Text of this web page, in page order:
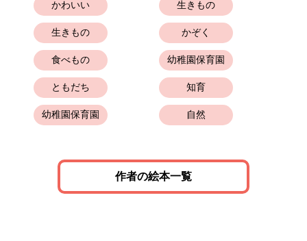
かわいい
生きもの
食べもの
ともだち
幼稚園保育園
生きもの
かぞく
幼稚園保育園
知育
自然
作者の絵本一覧